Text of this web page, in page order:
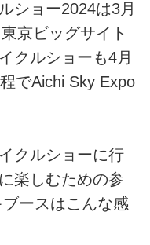
ショー2024は3月
京ビッグサイト
クルショーも4月
でAichi Sky Expo
クルショーに行
楽しむための参
ースはこんな感